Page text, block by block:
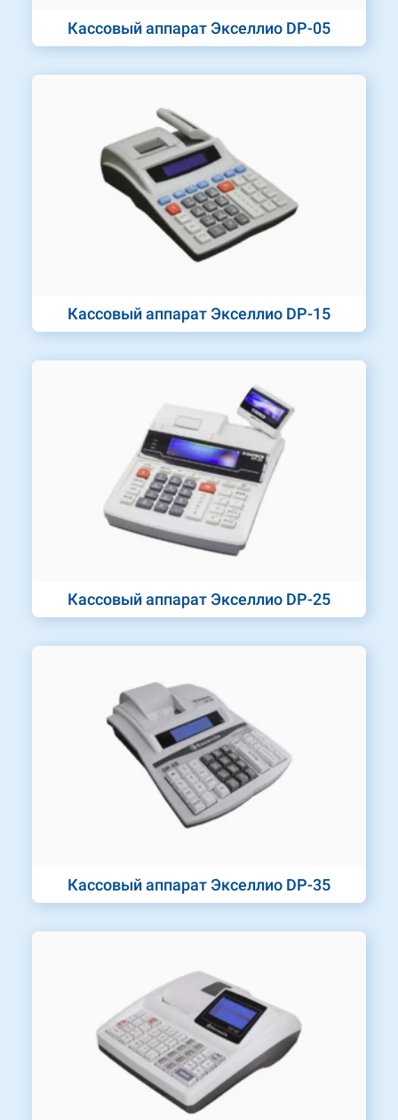
Кассовый аппарат Экселлио DP-05
Кассовый аппарат Экселлио DP-15
Кассовый аппарат Экселлио DP-25
Кассовый аппарат Экселлио DP-35